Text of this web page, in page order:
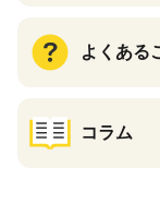
よくある
コラム